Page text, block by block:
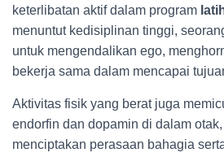
keterlibatan aktif dalam program
menuntut kedisiplinan tinggi,
untuk mengendalikan ego,
bekerja sama dalam mencapai
Aktivitas fisik yang berat juga
endorfin dan dopamin di dalam
menciptakan perasaan bahagia